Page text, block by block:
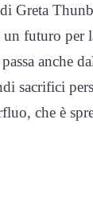
Greta
futuro per
anche
sacrifici
che è